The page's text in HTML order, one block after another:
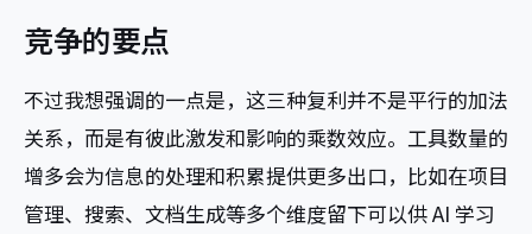
竞争的要点
不过我想强调的一点是，这三种复利并不是平行的加法
关系，而是有彼此激发和影响的乘数效应。工具数量的
增多会为信息的处理和积累提供更多出口，比如在项目
管理、搜索、文档生成等多个维度留下可以供 AI 学习